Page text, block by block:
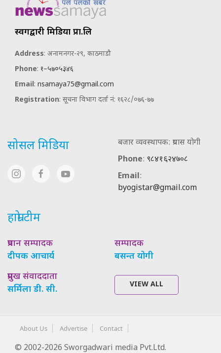
स्वर्गद्वारी मिडिया प्रा.लि
Address: अनामनगर-२९, काठमाडौ
Phone: १–५७०५३४६
Email: nsamaya75@gmail.com
Registration: सूचना विभाग दर्ता नं: १६२८/०७६-७७
सोसल मिडिया
बजार व्यवस्थापक: प्रयास योगी
Phone: ९८४१६२४७०८
Email:
byogistar@gmail.com
हाम्रो टीम
प्रधान सम्पादक
दीपक आचार्य
सम्पादक
बसन्त योगी
प्रमुख संवाददाता
सर्मिला डी. सी.
VIEW ALL
About Us Advertise Contact
© 2002-2026 Sworgadwari media Pvt.Ltd.